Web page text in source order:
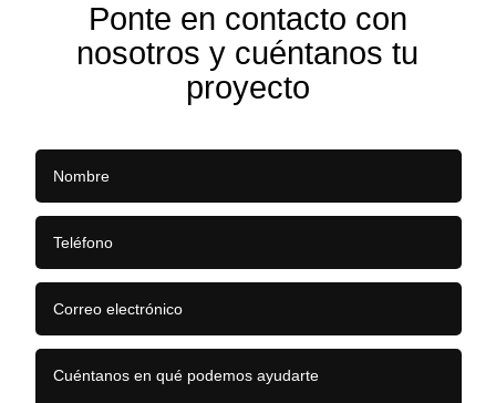
Ponte en contacto con
nosotros y cuéntanos tu
proyecto